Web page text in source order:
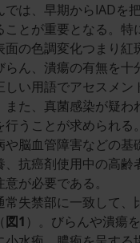
は、早期からIADを把
とが重要となる。特
の色調変化つまり紅
らん、潰瘍の有無を十
しい用語でアセスメン
た、真菌感染が疑わ
うことが求められる
や脳血管障害などの基
抗癌剤使用中の高齢
が必要である。
失禁部に一致して、
図1 ）。びらんや潰瘍